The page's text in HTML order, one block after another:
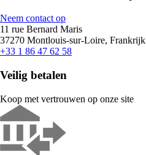
Neem contact op
11 rue Bernard Maris
37270 Montlouis-sur-Loire, Frankrijk
+33 1 86 47 62 58
Veilig betalen
Koop met vertrouwen op onze site